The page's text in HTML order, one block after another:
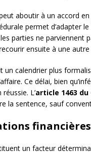
aboutir à un accord
permet d’adapter
parties ne parviennent
ensuite à une
un calendrier plus
Ce délai, bien
L’article 1463
la sentence, sauf
financières
un facteur